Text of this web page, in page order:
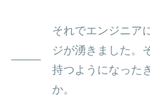
それでエンジニア
ジが湧きました。
持つようになった
か。